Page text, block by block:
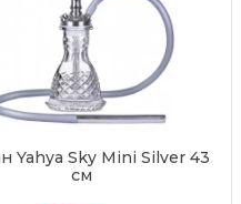
Yahya Sky Mini Silver 43
см